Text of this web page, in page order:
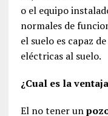
o el equipo
normales de
el suelo es capaz
eléctricas al suelo.
¿Cual es la
El no tener un